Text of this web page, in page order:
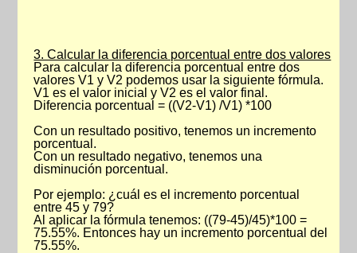
3. Calcular la diferencia porcentual entre dos valores
Para calcular la diferencia porcentual entre dos
valores V1 y V2 podemos usar la siguiente fórmula.
V1 es el valor inicial y V2 es el valor final.
Diferencia porcentual = ((V2-V1) /V1) *100
Con un resultado positivo, tenemos un incremento
porcentual.
Con un resultado negativo, tenemos una
disminución porcentual.
Por ejemplo: ¿cuál es el incremento porcentual
entre 45 y 79?
Al aplicar la fórmula tenemos: ((79-45)/45)*100 =
75.55%. Entonces hay un incremento porcentual del
75.55%.